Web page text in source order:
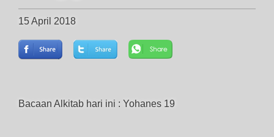
15 April 2018
Bacaan Alkitab hari ini : Yohanes 19